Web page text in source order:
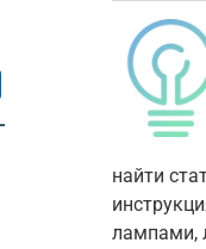
найти
лампами,